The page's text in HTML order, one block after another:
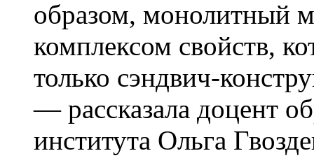
образом, монолитный
комплексом свойств,
только сэндвич-
— рассказала доцент
института Ольга